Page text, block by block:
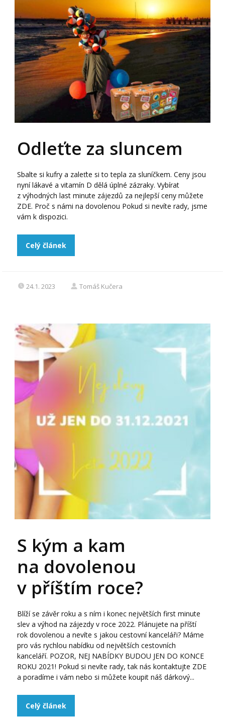
Odleťte za sluncem
Sbalte si kufry a zaleťte si to tepla za sluníčkem. Ceny jsou
nyní lákavé a vitamín D dělá úplné zázraky. Vybírat
z výhodných last minute zájezdů za nejlepší ceny můžete
ZDE. Proč s námi na dovolenou Pokud si nevíte rady, jsme
vám k dispozici.
Celý článek
24.1. 2023 Tomáš Kučera
S kým a kam
na dovolenou
v příštím roce?
Blíží se závěr roku a s ním i konec největších first minute
slev a výhod na zájezdy v roce 2022. Plánujete na příští
rok dovolenou a nevíte s jakou cestovní kanceláři? Máme
pro vás rychlou nabídku od největších cestovních
kanceláří. POZOR, NEJ NABÍDKY BUDOU JEN DO KONCE
ROKU 2021! Pokud si nevíte rady, tak nás kontaktujte ZDE
a poradíme i vám nebo si můžete koupit náš dárkový...
Celý článek